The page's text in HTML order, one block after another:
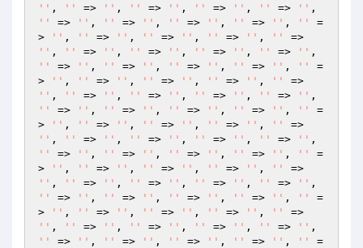
'' , '' => '' , '' => '' , '' => '' , '' => ''
''
=> '' , '' => '' , '' => '' , '' => '' , ''
=
>
'' , '' => '' , '' => '' , '' => '' , ''
'' , '' => '' , '' => '' , '' => '' , '' => ''
''
=> '' , '' => '' , '' => '' , '' => '' , ''
=
>
'' , '' => '' , '' => '' , '' => '' , ''
'' , '' => '' , '' => '' , '' => '' , '' => ''
''
=> '' , '' => '' , '' => '' , '' => '' , ''
=
>
'' , '' => '' , '' => '' , '' => '' , ''
'' , '' => '' , '' => '' , '' => '' , '' => ''
''
=> '' , '' => '' , '' => '' , '' => '' , ''
=
>
'' , '' => '' , '' => '' , '' => '' , ''
'' , '' => '' , '' => '' , '' => '' , '' => ''
''
=> '' , '' => '' , '' => '' , '' => '' , ''
=
>
'' , '' => '' , '' => '' , '' => '' , ''
'' , '' => '' , '' => '' , '' => '' , '' => ''
''
=> '' , '' => '' , '' => '' , '' => '' , ''
=